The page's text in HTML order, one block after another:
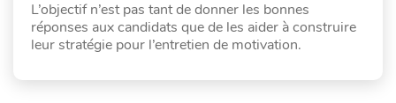
L’objectif n’est pas tant de donner les bonnes
réponses aux candidats que de les aider à construire
leur stratégie pour l’entretien de motivation.